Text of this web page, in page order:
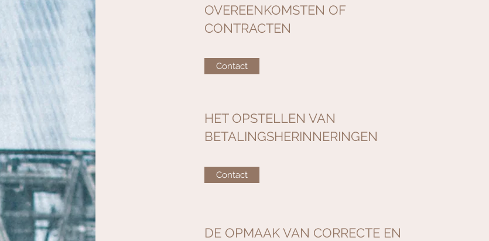
OVEREENKOMSTEN OF
CONTRACTEN
Contact
HET OPSTELLEN VAN
BETALINGSHERINNERINGEN
Contact
DE OPMAAK VAN CORRECTE EN